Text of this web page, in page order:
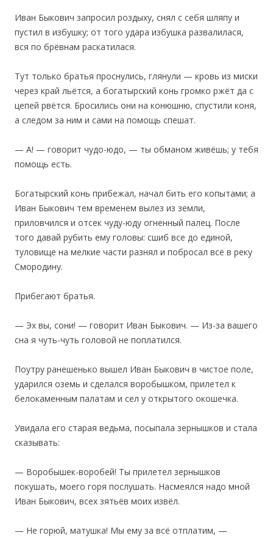
Иван Быкович запросил роздыху, снял с себя шляпу и
пустил в избушку; от того удара избушка развалилася,
вся по брёвнам раскатилася.
Тут только братья проснулись, глянули — кровь из миски
через край льётся, а богатырский конь громко ржёт да с
цепей рвётся. Бросились они на конюшню, спустили коня,
а следом за ним и сами на помощь спешат.
— А! — говорит чудо-юдо, — ты обманом живёшь; у тебя
помощь есть.
Богатырский конь прибежал, начал бить его копытами; а
Иван Быкович тем временем вылез из земли,
приловчился и отсек чуду-юду огненный палец. После
того давай рубить ему головы: сшиб все до единой,
туловище на мелкие части разнял и побросал всё в реку
Смородину.
Прибегают братья.
— Эх вы, сони! — говорит Иван Быкович. — Из-за вашего
сна я чуть-чуть головой не поплатился.
Поутру ранешенько вышел Иван Быкович в чистое поле,
ударился оземь и сделался воробышком, прилетел к
белокаменным палатам и сел у открытого окошечка.
Увидала его старая ведьма, посыпала зернышков и стала
сказывать:
— Воробышек-воробей! Ты прилетел зернышков
покушать, моего горя послушать. Насмеялся надо мной
Иван Быкович, всех зятьёв моих извёл.
— Не горюй, матушка! Мы ему за всё отплатим, —